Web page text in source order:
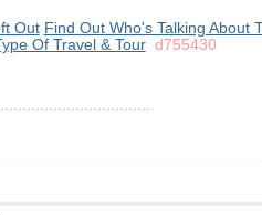
Out Find Out Who's Talking About
Of Travel & Tourd755430